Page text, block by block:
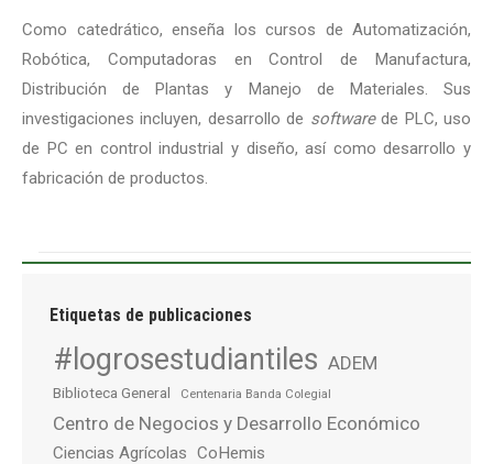
Como catedrático, enseña los cursos de Automatización,
Robótica, Computadoras en Control de Manufactura,
Distribución de Plantas y Manejo de Materiales. Sus
investigaciones incluyen, desarrollo de softwarede PLC, uso
de PC en control industrial y diseño, así como desarrollo y
fabricación de productos.
Etiquetas de publicaciones
#logrosestudiantiles ADEM
Biblioteca General Centenaria Banda Colegial
Centro de Negocios y Desarrollo Económico
Ciencias Agrícolas CoHemis